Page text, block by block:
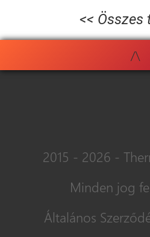
<< Összes
/\
2015 - 2026 -
Minden jog
Általános